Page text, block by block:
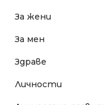
За жени
За мен
Здраве
Личности